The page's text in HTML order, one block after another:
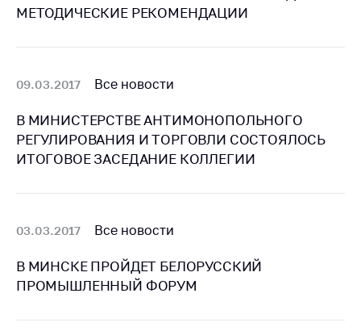
Регулирование и
потребителей
Регулирование
рекламной
деятельности
Применение мер
регулирования
Биржевая торговля
МЕТОДИЧЕСКИЕ РЕКОМЕНДАЦИИ
09.03.2017 Все новости
В МИНИСТЕРСТВЕ АНТИМОНОПОЛЬНОГО
РЕГУЛИРОВАНИЯ И ТОРГОВЛИ СОСТОЯЛОСЬ
ИТОГОВОЕ ЗАСЕДАНИЕ КОЛЛЕГИИ
03.03.2017 Все новости
В МИНСКЕ ПРОЙДЕТ БЕЛОРУССКИЙ
ПРОМЫШЛЕННЫЙ ФОРУМ